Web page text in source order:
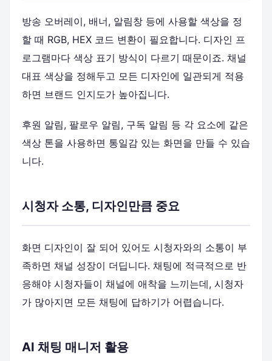
방송 오버레이, 배너, 알림창 등에 사용할 색상을 정
할 때 RGB, HEX 코드 변환이 필요합니다. 디자인 프
로그램마다 색상 표기 방식이 다르기 때문이죠. 채널
대표 색상을 정해두고 모든 디자인에 일관되게 적용
하면 브랜드 인지도가 높아집니다.
후원 알림, 팔로우 알림, 구독 알림 등 각 요소에 같은
색상 톤을 사용하면 통일감 있는 화면을 만들 수 있습
니다.
시청자 소통, 디자인만큼 중요
화면 디자인이 잘 되어 있어도 시청자와의 소통이 부
족하면 채널 성장이 더딥니다. 채팅에 적극적으로 반
응해야 시청자들이 채널에 애착을 느끼는데, 시청자
가 많아지면 모든 채팅에 답하기가 어렵습니다.
AI 채팅 매니저 활용